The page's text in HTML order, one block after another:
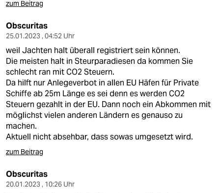
zum Beitrag
Obscuritas
25.01.2023 , 04:52 Uhr
weil Jachten halt überall registriert sein können.
Die meisten halt in Steurparadiesen da kommen Sie
schlecht ran mit CO2 Steuern.
Da hilft nur Anlegeverbot in allen EU Häfen für Private
Schiffe ab 25m Länge es sei denn es werden CO2
Steuern gezahlt in der EU. Dann noch ein Abkommen mit
möglichst vielen anderen Ländern es genauso zu
machen.
Aktuell nicht absehbar, dass sowas umgesetzt wird.
zum Beitrag
Obscuritas
20.01.2023 , 10:26 Uhr